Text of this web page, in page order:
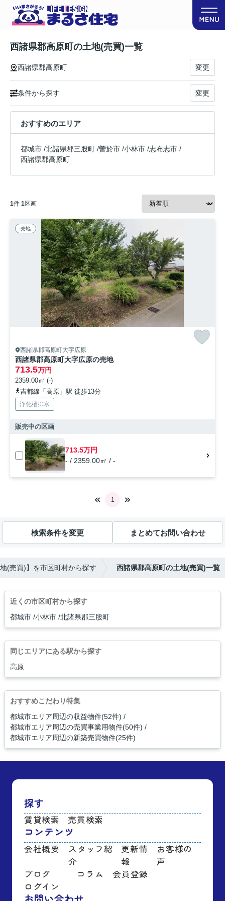
西諸県郡高原町の土地(売買)一覧
西諸県郡高原町 変更
条件から探す 変更
おすすめのエリア
都城市 /北諸県郡三股町 /曽於市 /小林市 /志布志市 /
西諸県郡高原町
1件 1区画
売地
西諸県郡高原町大字広原
西諸県郡高原町大字広原の売地
713.5万円
2359.00㎡ (-)
吉都線「高原」駅 徒歩13分
浄化槽排水
販売中の区画
713.5万円
- / 2359.00㎡ / -
1
検索条件を変更 まとめてお問い合わせ
(売買)】を市区町村から探す 西諸県郡高原町の土地(売買)一覧
近くの市区町村から探す
都城市 小林市 北諸県郡三股町
同じエリアにある駅から探す
高原
おすすめこだわり特集
都城市エリア周辺の収益物件(52件)
都城市エリア周辺の売買事業用物件(50件)
都城市エリア周辺の新築売買物件(25件)
探す
賃貸検索 売買検索
コンテンツ
会社概要
スタッフ紹
介
更新情
報
お客様の
声
ブログ
コラム
会員登録
ログイン